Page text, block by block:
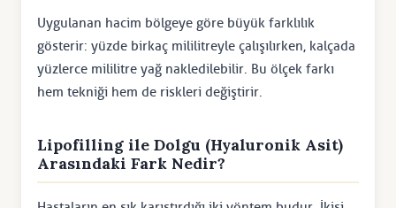
Uygulanan hacim bölgeye göre büyük farklılık
gösterir: yüzde birkaç mililitreyle çalışılırken, kalçada
yüzlerce mililitre yağ nakledilebilir. Bu ölçek farkı
hem tekniği hem de riskleri değiştirir.
Lipofilling ile Dolgu (Hyaluronik Asit)
Arasındaki Fark Nedir?